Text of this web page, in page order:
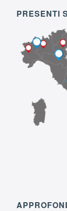
PRESENTI